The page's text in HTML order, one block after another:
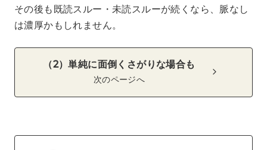
その後も既読スルー・未読スルーが続くなら、脈なし
は濃厚かもしれません。
（2）単純に面倒くさがりな場合も
次のページへ